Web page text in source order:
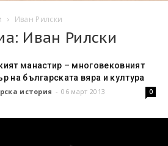
Иван Рилски
Иван Рилски
манастир – многовековният
на българската вяра и култура
история - 06 март 2013 0